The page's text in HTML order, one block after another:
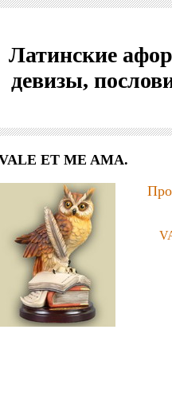
Латинские
девизы,
ET ME AMA.